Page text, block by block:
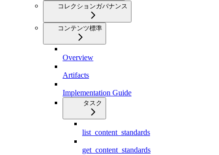
コレクションガバナンス
コンテンツ標準
Overview
Artifacts
Implementation Guide
タスク
list_content_standards
get_content_standards